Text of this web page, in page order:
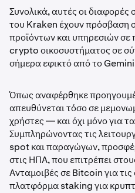
Συνολικά, αυτές οι διαφορές
του Kraken έχουν πρόσβαση
προϊόντων και υπηρεσιών
crypto οικοσυστήματος σε
σήμερα εφικτό από το
Όπως αναφέρθηκε
απευθύνεται τόσο σε
χρήστες — και όχι μόνο για
Συμπληρώνοντας τις
spot και παραγώγων,
στις ΗΠΑ, που επιτρέπει
Ανταμοιβές σε Bitcoin για
πλατφόρμα staking για